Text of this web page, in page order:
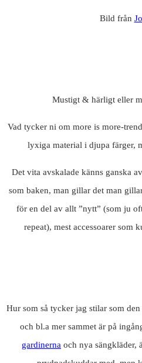
Bild från
Mustigt & härligt eller
Vad tycker ni om more is more-
lyxiga material i djupa färger,
Det vita avskalade känns ganska
som baken, man gillar det man
för en del av allt ”nytt” (som ju
repeat), mest accessoarer som
Hur som så tycker jag stilar som
och bl.a mer sammet är på
gardinerna och nya sängkläder,